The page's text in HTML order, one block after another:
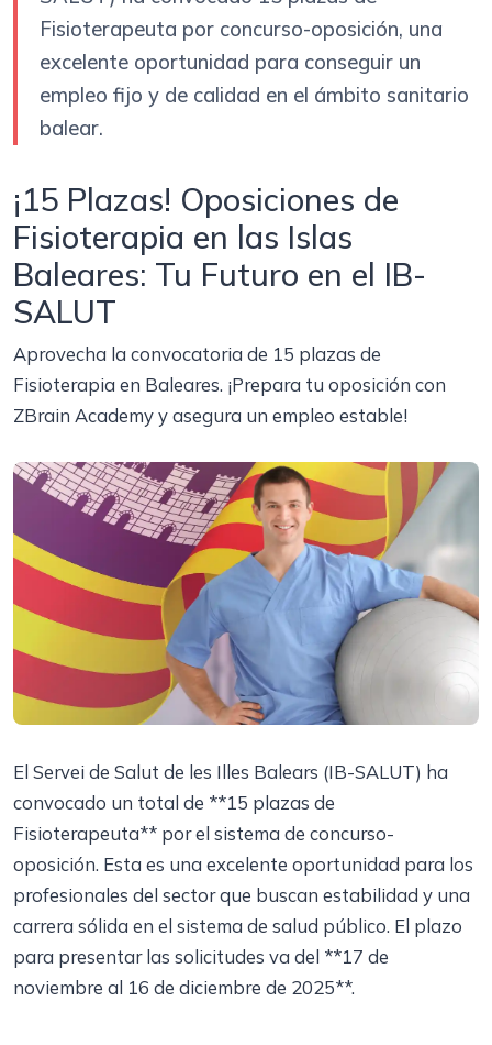
Fisioterapeuta por concurso-oposición, una
excelente oportunidad para conseguir un
empleo fijo y de calidad en el ámbito sanitario
balear.
¡15 Plazas! Oposiciones de
Fisioterapia en las Islas
Baleares: Tu Futuro en el IB-
SALUT
Aprovecha la convocatoria de 15 plazas de
Fisioterapia en Baleares. ¡Prepara tu oposición con
ZBrain Academy y asegura un empleo estable!
El Servei de Salut de les Illes Balears (IB-SALUT) ha
convocado un total de **15 plazas de
Fisioterapeuta** por el sistema de concurso-
oposición. Esta es una excelente oportunidad para los
profesionales del sector que buscan estabilidad y una
carrera sólida en el sistema de salud público. El plazo
para presentar las solicitudes va del **17 de
noviembre al 16 de diciembre de 2025**.